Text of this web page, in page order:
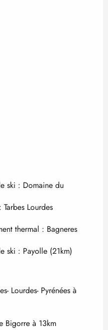
ski : Domaine du
Tarbes Lourdes
thermal : Bagneres
ski : Payolle (21km)
Lourdes- Pyrénées à
Bigorre à 13km